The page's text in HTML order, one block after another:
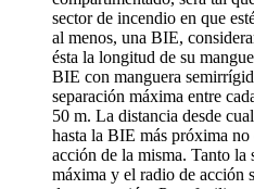
sector de incendio en que
al menos, una BIE,
ésta la longitud de su
BIE con manguera
separación máxima entre
50 m. La distancia desde
hasta la BIE más próxima
acción de la misma. Tanto la
máxima y el radio de acción